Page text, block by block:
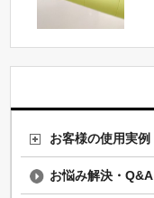
お客様の使用実例
お悩み解決・Q&A